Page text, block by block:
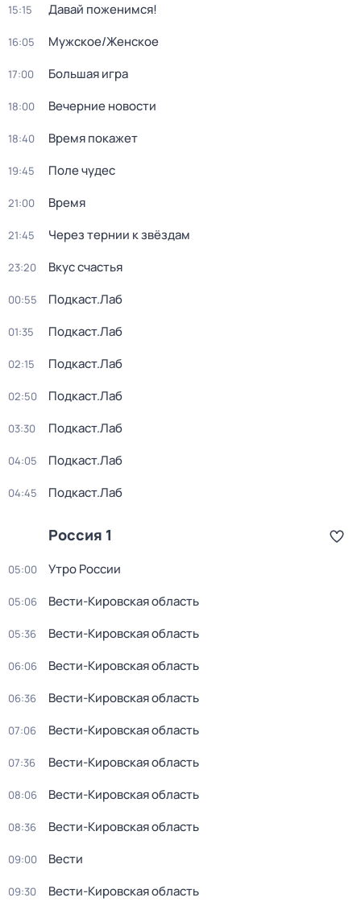
15:15 Давай поженимся!
16:05 Мужское/Женское
17:00 Большая игра
18:00 Вечерние новости
18:40 Время покажет
19:45 Поле чудес
21:00 Время
21:45 Через тернии к звёздам
23:20 Вкус счастья
00:55 Подкаст.Лаб
01:35 Подкаст.Лаб
02:15 Подкаст.Лаб
02:50 Подкаст.Лаб
03:30 Подкаст.Лаб
04:05 Подкаст.Лаб
04:45 Подкаст.Лаб
Россия 1
05:00 Утро России
05:06 Вести-Кировская область
05:36 Вести-Кировская область
06:06 Вести-Кировская область
06:36 Вести-Кировская область
07:06 Вести-Кировская область
07:36 Вести-Кировская область
08:06 Вести-Кировская область
08:36 Вести-Кировская область
09:00 Вести
09:30 Вести-Кировская область